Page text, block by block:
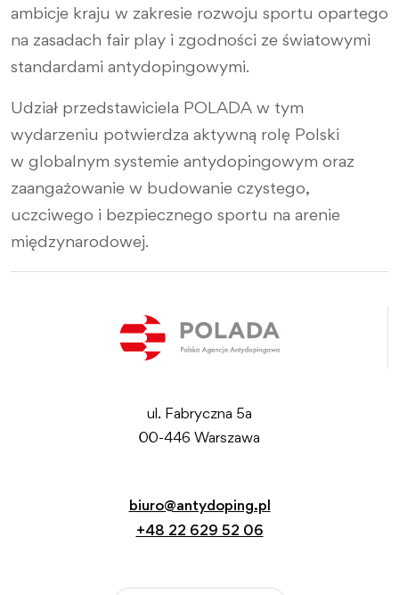
ambicje kraju w zakresie rozwoju sportu opartego
na zasadach fair play i zgodności ze światowymi
standardami antydopingowymi.
Udział przedstawiciela POLADA w tym
wydarzeniu potwierdza aktywną rolę Polski
w globalnym systemie antydopingowym oraz
zaangażowanie w budowanie czystego,
uczciwego i bezpiecznego sportu na arenie
międzynarodowej.
ul. Fabryczna 5a
00-446 Warszawa
biuro@antydoping.pl
+48 22 629 52 06